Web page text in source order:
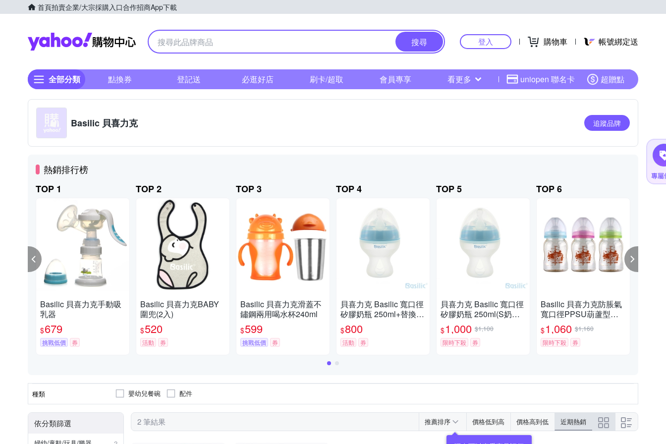
首頁拍賣企業/大宗採購入口合作招商App下載
Yahoo購物中心
搜尋 登入 購物車 帳號綁定送
全部分類 點換券 登記送 必逛好店 刷卡/超取 會員專享 看更多 uniopen 聯名卡 超贈點
Basilic 貝喜力克 追蹤品牌
熱銷排行榜
TOP 1
Basilic 貝喜力克手動吸
乳器
$679
挑戰低價 券
TOP 2
Basilic 貝喜力克BABY
圍兜(2入)
$520
活動 券
TOP 3
Basilic 貝喜力克滑蓋不
鏽鋼兩用喝水杯240ml
$599
挑戰低價 券
TOP 4
貝喜力克 Basilic 寬口徑
矽膠奶瓶 250ml+替換奶
嘴組合
$800
活動 券
TOP 5
貝喜力克 Basilic 寬口徑
矽膠奶瓶 250ml(S奶嘴)-
可選色兩入組
$1,000 $1,100
限時下殺
券
TOP 6
Basilic 貝喜力克防脹氣
寬口徑PPSU葫蘆型奶
瓶180ml (3入)
$1,060 $1,160
限時下殺
券
種類 嬰幼兒餐碗 配件
依分類篩選 2 筆結果 推薦排序 價格低到高 價格高到低 近期熱銷